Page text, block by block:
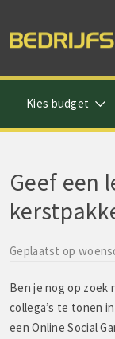
Kies budget
Geef een
Geplaatst op
Ben je nog op zoek
collega’s te tonen
een Online Social